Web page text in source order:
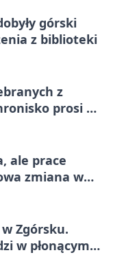
górski
z biblioteki
z
prosi o
ale prace
zmiana w
Zgórsku.
w płonącym